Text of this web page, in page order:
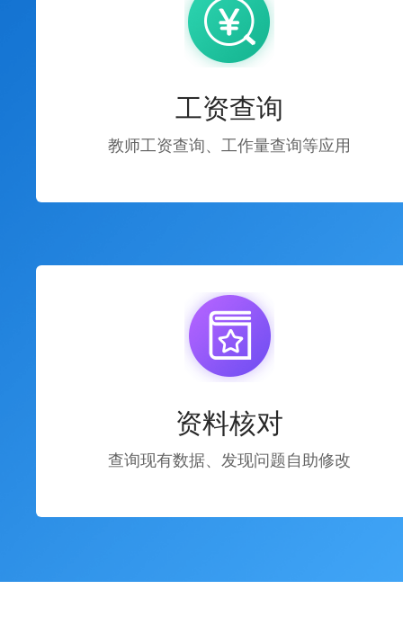
工资查询
教师工资查询、工作量查询等应用
资料核对
查询现有数据、发现问题自助修改